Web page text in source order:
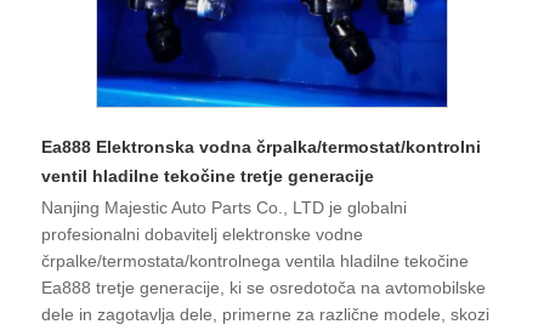
Ea888 Elektronska vodna črpalka/termostat/kontrolni
ventil hladilne tekočine tretje generacije
Nanjing Majestic Auto Parts Co., LTD je globalni
profesionalni dobavitelj elektronske vodne
črpalke/termostata/kontrolnega ventila hladilne tekočine
Ea888 tretje generacije, ki se osredotoča na avtomobilske
dele in zagotavlja dele, primerne za različne modele, skozi